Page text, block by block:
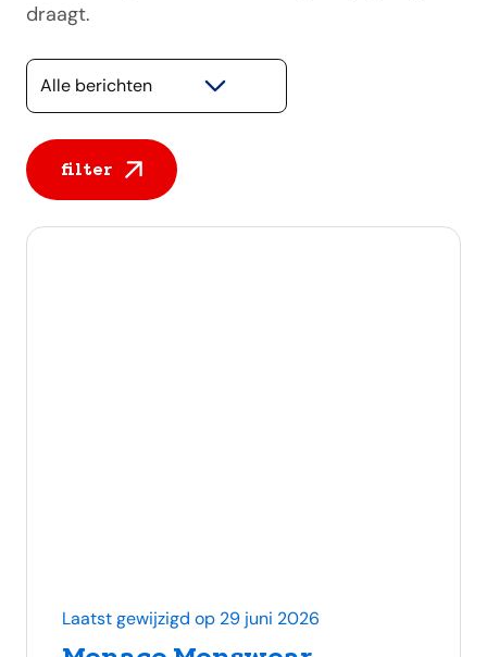
draagt.
Selecteer een categorie
filter
Laatst gewijzigd op 29 juni 2026